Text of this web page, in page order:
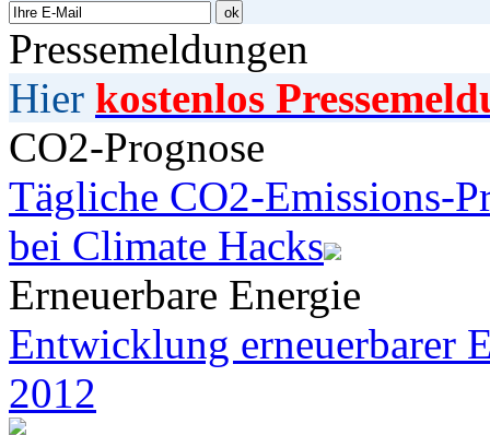
Pressemeldungen
Hier kostenlos
CO2-Prognose
Tägliche CO2-Emissions-
bei Climate Hacks
Erneuerbare Energie
Entwicklung erneuerbarer
2012